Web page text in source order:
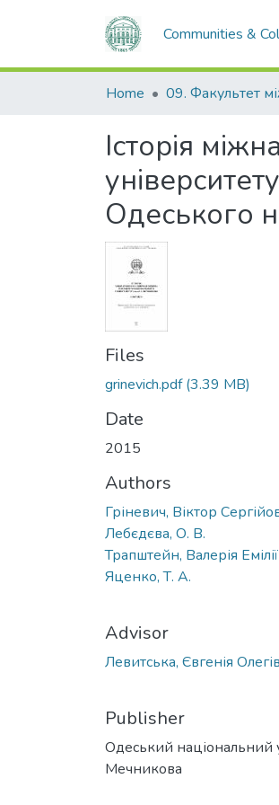
Communities &
Home
Історія
Одеського
Files
grinevich.pdf(3.39 MB)
Date
2015
Authors
Гріневич, Віктор
Лебєдєва, О. В.
Трапштейн, Валерія
Яценко, Т. А.
Advisor
Левитська, Євгенія
Publisher
Одеський національний
Мечникова